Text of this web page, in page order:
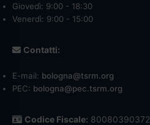
Giovedì: 9:00 - 18:30
Venerdì: 9:00 - 15:00
Contatti:
E-mail: bologna@tsrm.org
PEC: bologna@pec.tsrm.org
Codice Fiscale: 80080390372